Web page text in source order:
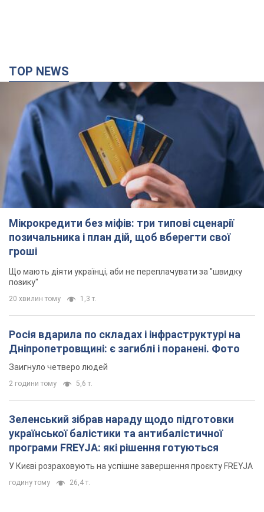
позичальника і план дій, щоб вберегти свої
Що мають діяти українці, аби не переплачувати за "швидку
позику"
20 хвилин тому 1,3 т.
Росія вдарила по складах і інфраструктурі на
Дніпропетровщині: є загиблі і поранені. Фото
Заигнуло четверо людей
2 години тому 5,6 т.
Зеленський зібрав нараду щодо підготовки
української балістики та антибалістичної
програми FREYJA: які рішення готуються
У Києві розраховують на успішне завершення проєкту FREYJA